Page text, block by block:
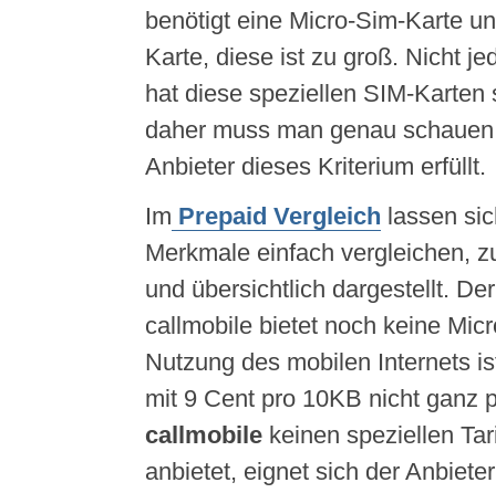
benötigt eine Micro-Sim-Karte
Karte, diese ist zu groß. Nicht
hat diese speziellen SIM-Karten
daher muss man genau
Anbieter dieses Kriterium erfüllt.
Im Prepaid Vergleich lassen
Merkmale einfach vergleichen,
und übersichtlich dargestellt.
callmobile bietet noch keine
Nutzung des mobilen Internets
mit 9 Cent pro 10KB nicht ganz
callmobilekeinen speziellen
anbietet, eignet sich der